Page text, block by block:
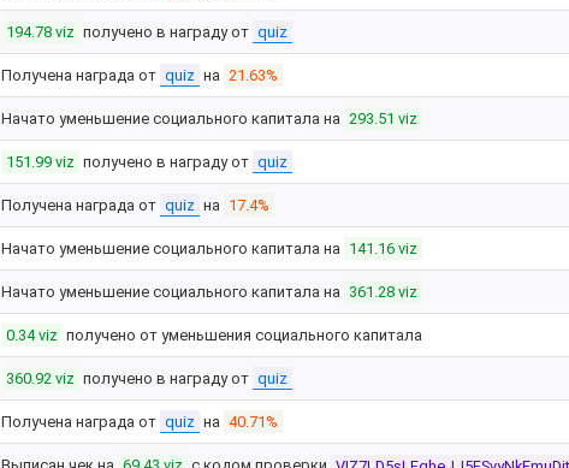
194.78 viz получено в награду от quiz
Получена награда от quiz на 21.63%
Начато уменьшение социального капитала на 293.51 viz
151.99 viz получено в награду от quiz
Получена награда от quiz на 17.4%
Начато уменьшение социального капитала на 141.16 viz
Начато уменьшение социального капитала на 361.28 viz
0.34 viz получено от уменьшения социального капитала
360.92 viz получено в награду от quiz
Получена награда от quiz на 40.71%